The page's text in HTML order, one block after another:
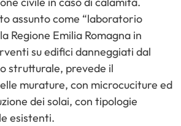
assunto come “laboratorio
Regione Emilia Romagna in
su edifici danneggiati dal
strutturale, prevede il
murature, con microcuciture ed
dei solai, con tipologie
esistenti.